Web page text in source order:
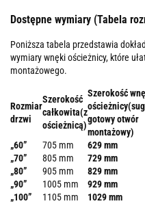
Dostępne wymiary (Tabela
Poniższa tabela przedstawia
wymiary wnęki ościeżnicy, które
montażowego.
Rozmiar
drzwi
Szerokość
całkowita(z
ościeżnicą)
Szerokość
gotowy otwór
montażowy)
„60”
705 mm 629 mm
„70”
805 mm 729 mm
„80”
905 mm 829 mm
„90”
1005 mm 929 mm
„100”
1105 mm 1029 mm